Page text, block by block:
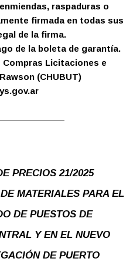
raspaduras o
firmada en todas sus
de la firma.
de la boleta de garantía.
Licitaciones e
(CHUBUT)
PRECIOS 21/2025
MATERIALES PARA EL
DE PUESTOS DE
Y EN EL NUEVO
DE PUERTO